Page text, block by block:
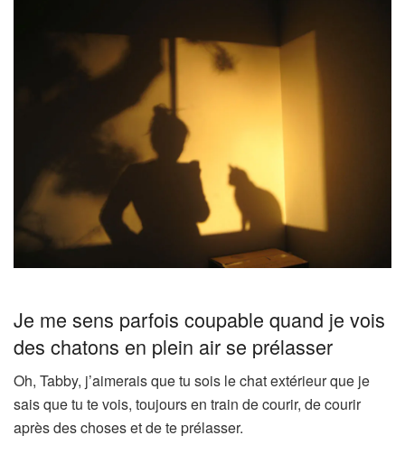
Je me sens parfois coupable quand je vois
des chatons en plein air se prélasser
Oh, Tabby, j’aimerais que tu sois le chat extérieur que je
sais que tu te vois, toujours en train de courir, de courir
après des choses et de te prélasser.